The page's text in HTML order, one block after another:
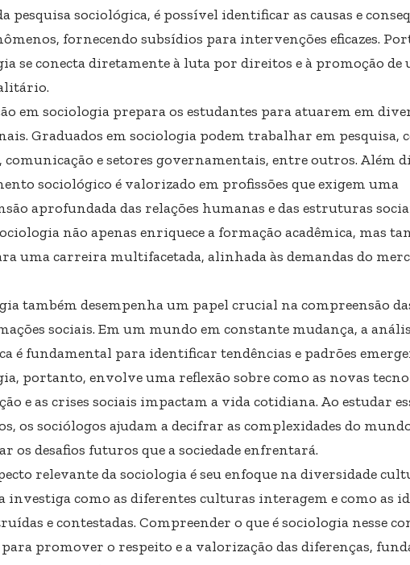
pesquisa sociológica, é possível identificar as causas e
fornecendo subsídios para intervenções eficazes.
se conecta diretamente à luta por direitos e à promoção de
em sociologia prepara os estudantes para atuarem em
Graduados em sociologia podem trabalhar em pesquisa,
comunicação e setores governamentais, entre outros. Além
sociológico é valorizado em profissões que exigem uma
aprofundada das relações humanas e das estruturas
não apenas enriquece a formação acadêmica, mas
uma carreira multifacetada, alinhada às demandas do
também desempenha um papel crucial na compreensão
sociais. Em um mundo em constante mudança, a
é fundamental para identificar tendências e padrões
portanto, envolve uma reflexão sobre como as novas
e as crises sociais impactam a vida cotidiana. Ao estudar
os sociólogos ajudam a decifrar as complexidades do
os desafios futuros que a sociedade enfrentará.
relevante da sociologia é seu enfoque na diversidade
investiga como as diferentes culturas interagem e como as
e contestadas. Compreender o que é sociologia nesse
para promover o respeito e a valorização das diferenças,